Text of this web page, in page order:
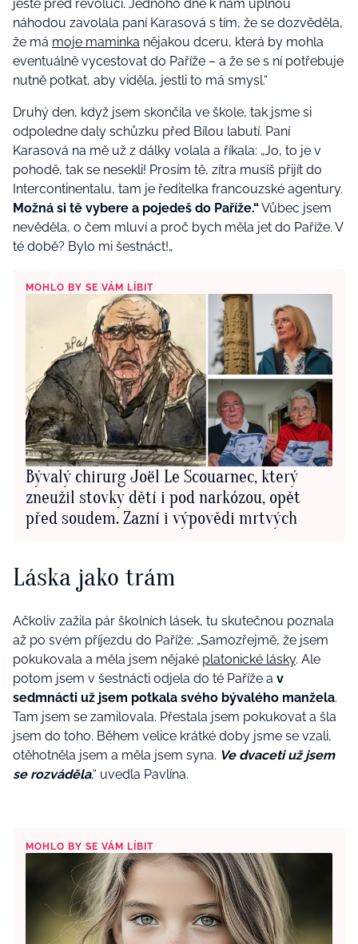
ještě před revolucí. Jednoho dne k nám úplnou
náhodou zavolala paní Karasová s tím, že se dozvěděla,
že má moje maminka nějakou dceru, která by mohla
eventuálně vycestovat do Paříže – a že se s ní potřebuje
nutně potkat, aby viděla, jestli to má smysl.“
Druhý den, když jsem skončila ve škole, tak jsme si
odpoledne daly schůzku před Bílou labutí. Paní
Karasová na mě už z dálky volala a říkala: „Jo, to je v
pohodě, tak se nesekli! Prosím tě, zítra musíš přijít do
Intercontinentalu, tam je ředitelka francouzské agentury.
Možná si tě vybere a pojedeš do Paříže.“ Vůbec jsem
nevěděla, o čem mluví a proč bych měla jet do Paříže. V
té době? Bylo mi šestnáct!„
MOHLO BY SE VÁM LÍBIT
Bývalý chirurg Joël Le Scouarnec, který
zneužil stovky dětí i pod narkózou, opět
před soudem. Zazní i výpovědi mrtvých
Láska jako trám
Ačkoliv zažila pár školních lásek, tu skutečnou poznala
až po svém příjezdu do Paříže: „Samozřejmě, že jsem
pokukovala a měla jsem nějaké platonické lásky. Ale
potom jsem v šestnácti odjela do té Paříže a v
sedmnácti už jsem potkala svého bývalého manžela.
Tam jsem se zamilovala. Přestala jsem pokukovat a šla
jsem do toho. Během velice krátké doby jsme se vzali,
otěhotněla jsem a měla jsem syna. Ve dvaceti už jsem
se rozváděla,“ uvedla Pavlína.
MOHLO BY SE VÁM LÍBIT